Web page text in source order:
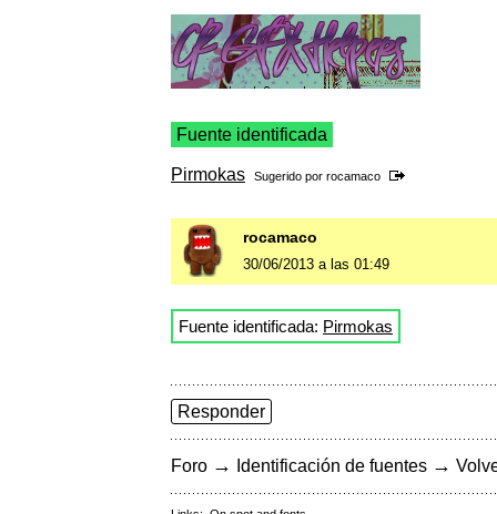
Fuente identificada
Pirmokas Sugerido por rocamaco
rocamaco
30/06/2013 a las 01:49
Fuente identificada: Pirmokas
Responder
Foro → Identificación de fuentes →